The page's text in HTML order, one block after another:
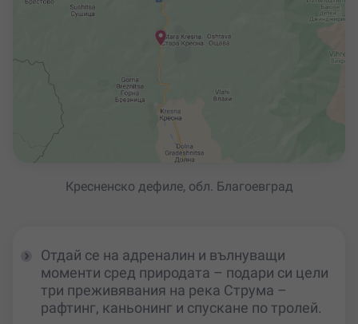
Кресненско дефиле, обл. Благоевград
Отдай се на адреналин и вълнуващи
моменти сред природата – подари си цели
три преживявания на река Струма –
рафтинг, каньонинг и спускане по тролей.